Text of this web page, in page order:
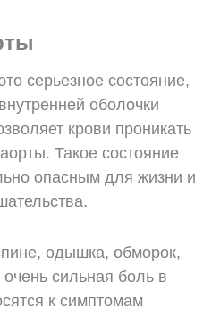
серьезное состояние,
оболочки
крови проникать
Такое состояние
опасным для жизни и
одышка, обморок,
очень сильная боль в
к симптомам